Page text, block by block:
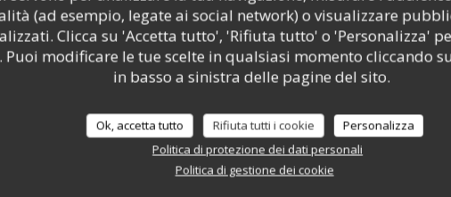
(ad esempio, legate ai social network) o visualizzare
Clicca su 'Accetta tutto', 'Rifiuta tutto' o 'Personalizza'
Puoi modificare le tue scelte in qualsiasi momento cliccando
in basso a sinistra delle pagine del sito.
Ok, accetta tutto Rifiuta tutti i cookie
Personalizza
Politica di protezione dei dati personali
Politica di gestione dei cookie
dei nostri clienti